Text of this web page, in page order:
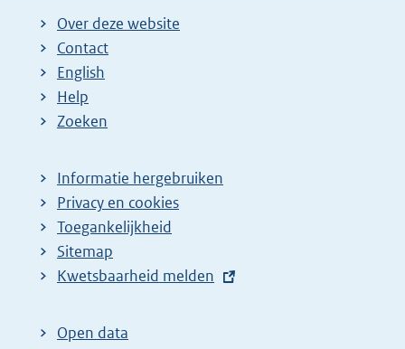
Over deze website
Contact
English
Help
Zoeken
Informatie hergebruiken
Privacy en cookies
Toegankelijkheid
Sitemap
E
t
Kwetsbaarheid melden
Open data